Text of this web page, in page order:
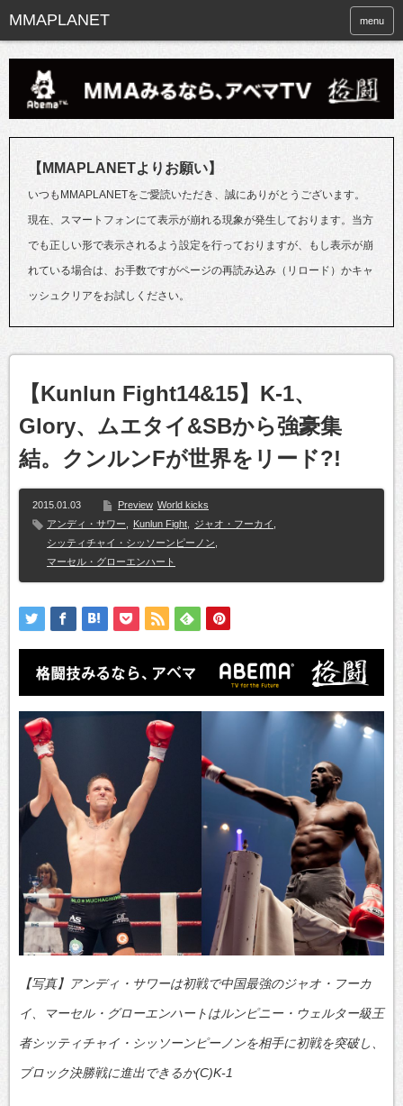
menu
【MMAPLANETよりお願い】
いつもMMAPLANETをご愛読いただき、誠にありがとうございます。
現在、スマートフォンにて表示が崩れる現象が発生しております。当方
でも正しい形で表示されるよう設定を行っておりますが、もし表示が崩
れている場合は、お手数ですがページの再読み込み（リロード）かキャ
ッシュクリアをお試しください。
【Kunlun Fight14&15】K-1、
Glory、ムエタイ&SBから強豪集
結。クンルンFが世界をリード?!
2015.01.03 Preview World kicks
アンディ・サワー
Kunlun Fight ジャオ・フーカイ
シッティチャイ・シッソーンピーノン
マーセル・グローエンハート
【写真】アンディ・サワーは初戦で中国最強のジャオ・フーカ
イ、マーセル・グローエンハートはルンピニー・ウェルター級王
者シッティチャイ・シッソーンピーノンを相手に初戦を突破し、
ブロック決勝戦に進出できるか(C)K-1